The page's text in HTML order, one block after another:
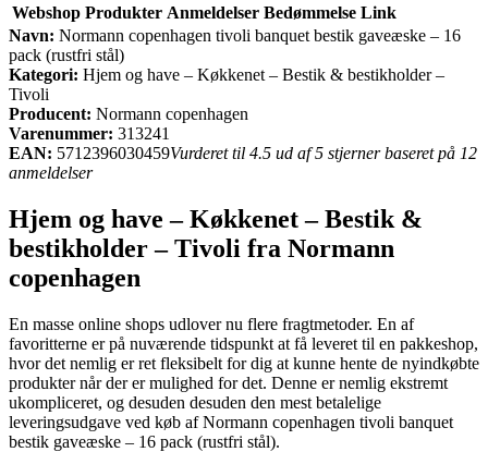
Webshop Produkter Anmeldelser Bedømmelse Link
Navn: Normann copenhagen tivoli banquet bestik gaveæske – 16
pack (rustfri stål)
Kategori: Hjem og have – Køkkenet – Bestik & bestikholder –
Tivoli
Producent: Normann copenhagen
Varenummer: 313241
EAN: 5712396030459Vurderet til 4.5 ud af 5 stjerner baseret på 12
anmeldelser
Hjem og have – Køkkenet – Bestik &
bestikholder – Tivoli fra Normann
copenhagen
En masse online shops udlover nu flere fragtmetoder. En af
favoritterne er på nuværende tidspunkt at få leveret til en pakkeshop,
hvor det nemlig er ret fleksibelt for dig at kunne hente de nyindkøbte
produkter når der er mulighed for det. Denne er nemlig ekstremt
ukompliceret, og desuden desuden den mest betalelige
leveringsudgave ved køb af Normann copenhagen tivoli banquet
bestik gaveæske – 16 pack (rustfri stål).